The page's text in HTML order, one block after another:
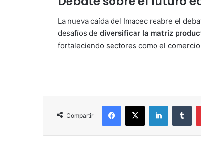
La nueva caída del Imacec reabre el
desafíos de diversificar la matriz
fortaleciendo sectores como el
Compartir
Facebook
X LinkedIn